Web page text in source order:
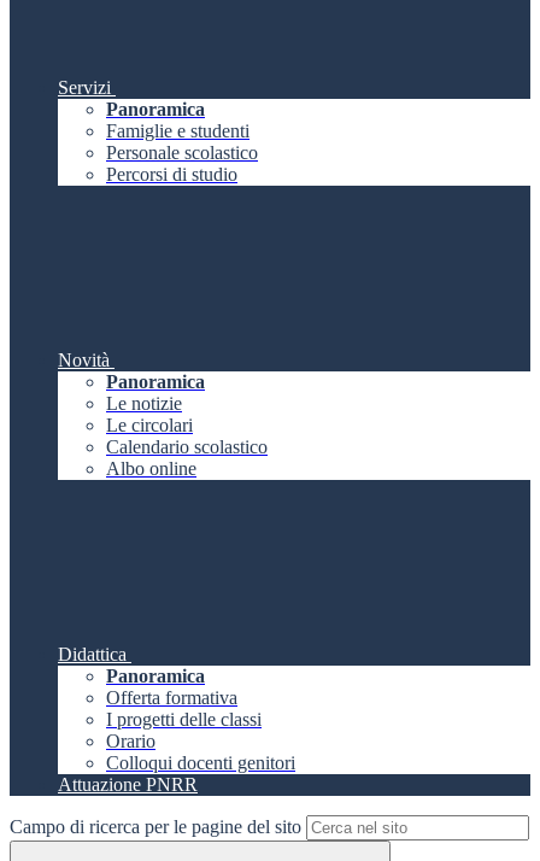
Servizi
Panoramica
Famiglie e studenti
Personale scolastico
Percorsi di studio
Novità
Panoramica
Le notizie
Le circolari
Calendario scolastico
Albo online
Didattica
Panoramica
Offerta formativa
I progetti delle classi
Orario
Colloqui docenti genitori
Attuazione PNRR
Campo di ricerca per le pagine del sito